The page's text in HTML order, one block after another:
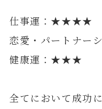
仕事運：★★★★
恋愛・パートナ
健康運：★★★
全てにおいて成功